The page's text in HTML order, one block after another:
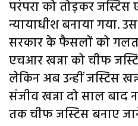
परंपरा को तोड़कर
न्यायाधीश बनाया गया.
सरकार के फैसलों को
एचआर खन्ना को चीफ
लेकिन अब उन्हीं जस्टिस
संजीव खन्ना दो साल बाद
तक चीफ जस्टिस बनाए